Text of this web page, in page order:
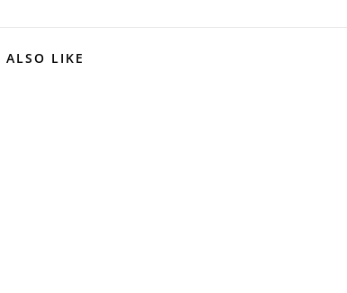
ALSO LIKE